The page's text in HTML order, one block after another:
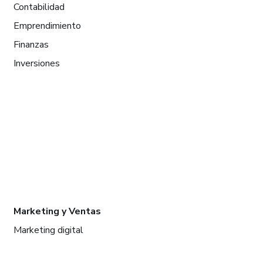
Contabilidad
Emprendimiento
Finanzas
Inversiones
Marketing y Ventas
Marketing digital